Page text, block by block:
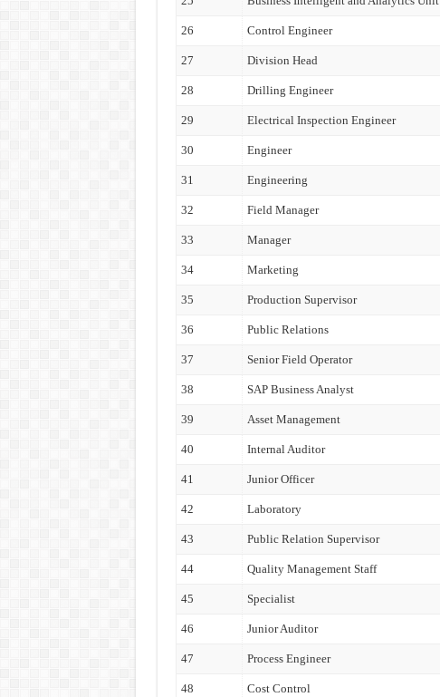
26 Control Engineer
27 Division Head
28 Drilling Engineer
29 Electrical Inspection Engineer
30 Engineer
31 Engineering
32 Field Manager
33 Manager
34 Marketing
35 Production Supervisor
36 Public Relations
37 Senior Field Operator
38 SAP Business Analyst
39 Asset Management
40 Internal Auditor
41 Junior Officer
42 Laboratory
43 Public Relation Supervisor
44 Quality Management Staff
45 Specialist
46 Junior Auditor
47 Process Engineer
48 Cost Control